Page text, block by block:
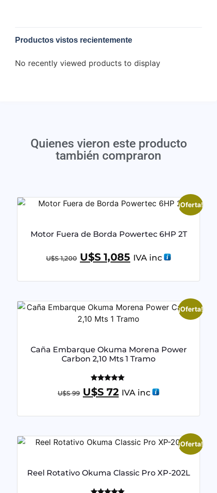
Productos vistos recientemente
No recently viewed products to display
Quienes vieron este producto
también compraron
¡Oferta!
Motor Fuera de Borda Powertec 6HP 2T
U$S1,200 U$S 1,085 IVA inc
¡Oferta!
Caña Embarque Okuma Morena Power
Carbon 2,10 Mts 1 Tramo
Valorado
con
U$S99 U$S 72 IVA inc
¡Oferta!
Reel Rotativo Okuma Classic Pro XP-202L